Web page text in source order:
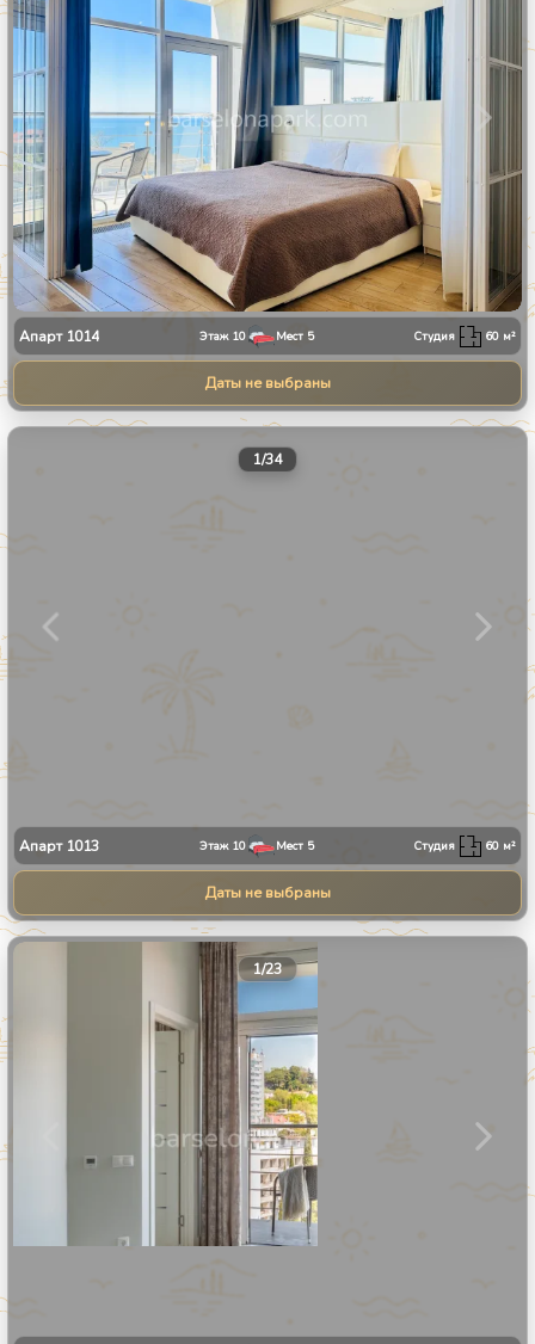
Апарт 1014 Этаж 10 Мест 5 Студия 60 м²
Даты не выбраны
1/34
Апарт 1013 Этаж 10 Мест 5 Студия 60 м²
Даты не выбраны
1/23